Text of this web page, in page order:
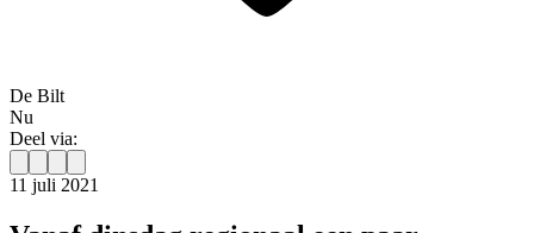
De Bilt
Nu
Deel via:
11 juli 2021